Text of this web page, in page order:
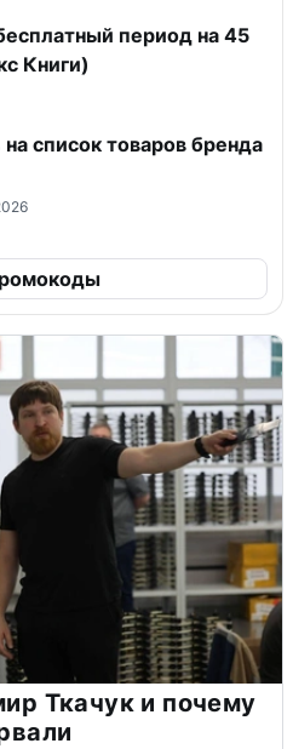
период на 45
Книги)
список товаров бренда
Ткачук и почему